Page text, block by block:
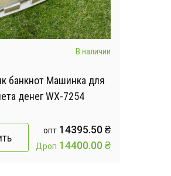
В наличии
банкнот Машинка для
денег WX-7254
опт 14395.50₴
Дроп 14400.00₴